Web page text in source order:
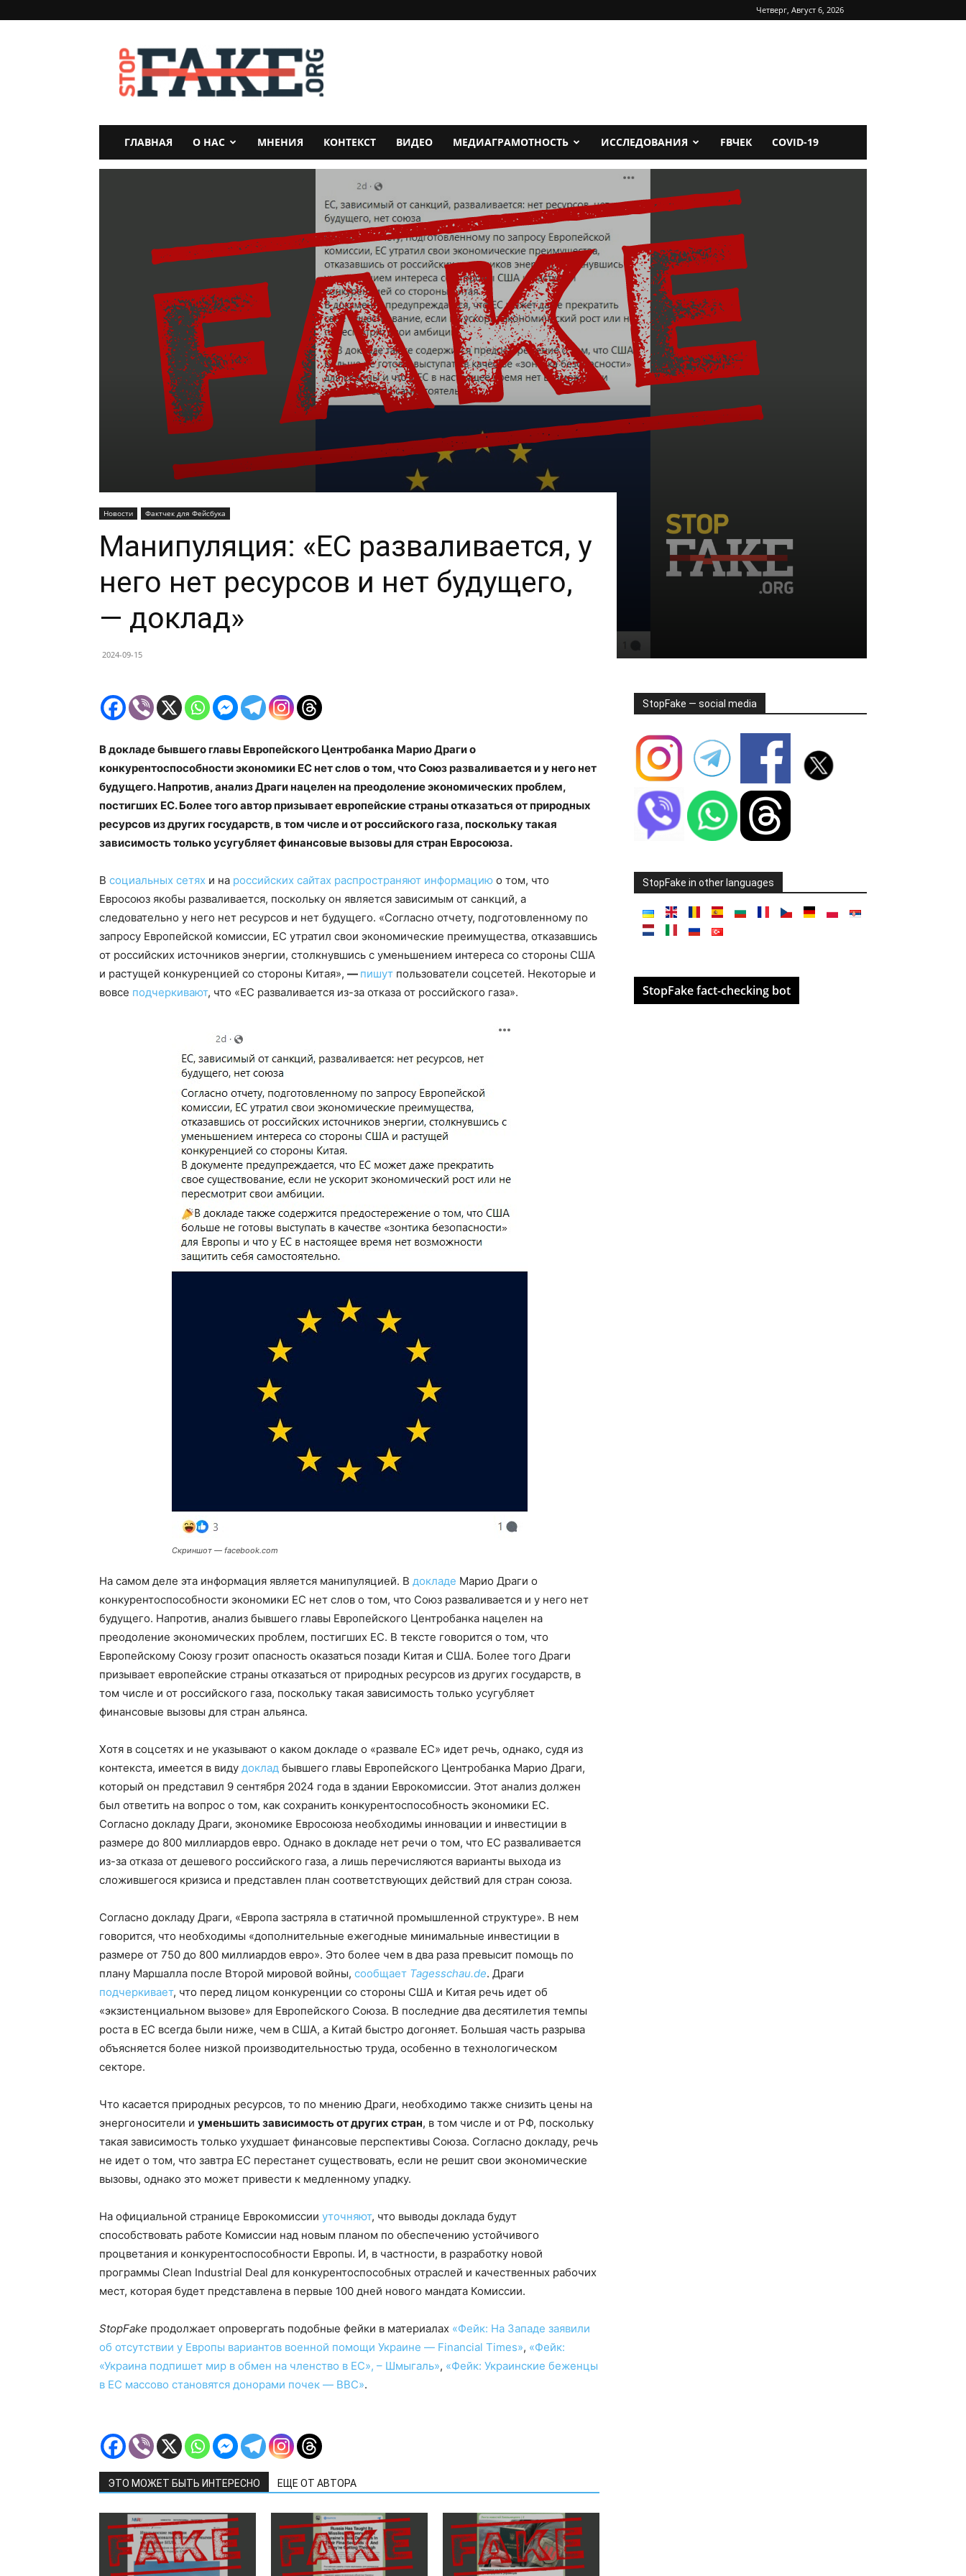
Четверг, Август 6, 2026
StopFake
ГЛАВНАЯ О НАС МНЕНИЯ КОНТЕКСТ ВИДЕО МЕДИАГРАМОТНОСТЬ ИССЛЕДОВАНИЯ FBЧЕК COVID-19
Новости Фактчек для Фейсбука
Манипуляция: «ЕС разваливается, у
него нет ресурсов и нет будущего,
— доклад»
2024-09-15
В докладе бывшего главы Европейского Центробанка Марио Драги о
конкурентоспособности экономики ЕС нет слов о том, что Союз разваливается и у него нет
будущего. Напротив, анализ Драги нацелен на преодоление экономических проблем,
постигших ЕС. Более того автор призывает европейские страны отказаться от природных
ресурсов из других государств, в том числе и от российского газа, поскольку такая
зависимость только усугубляет финансовые вызовы для стран Евросоюза.
В социальных сетях и на российских сайтах распространяют информацию о том, что
Евросоюз якобы разваливается, поскольку он является зависимым от санкций, а
следовательно у него нет ресурсов и нет будущего. «Согласно отчету, подготовленному по
запросу Европейской комиссии, ЕС утратил свои экономические преимущества, отказавшись
от российских источников энергии, столкнувшись с уменьшением интереса со стороны США
и растущей конкуренцией со стороны Китая», — пишут пользователи соцсетей. Некоторые и
вовсе подчеркивают, что «ЕС разваливается из-за отказа от российского газа».
Скриншот — facebook.com
На самом деле эта информация является манипуляцией. В докладе Марио Драги о
конкурентоспособности экономики ЕС нет слов о том, что Союз разваливается и у него нет
будущего. Напротив, анализ бывшего главы Европейского Центробанка нацелен на
преодоление экономических проблем, постигших ЕС. В тексте говорится о том, что
Европейскому Союзу грозит опасность оказаться позади Китая и США. Более того Драги
призывает европейские страны отказаться от природных ресурсов из других государств, в
том числе и от российского газа, поскольку такая зависимость только усугубляет
финансовые вызовы для стран альянса.
Хотя в соцсетях и не указывают о каком докладе о «развале ЕС» идет речь, однако, судя из
контекста, имеется в виду доклад бывшего главы Европейского Центробанка Марио Драги,
который он представил 9 сентября 2024 года в здании Еврокомиссии. Этот анализ должен
был ответить на вопрос о том, как сохранить конкурентоспособность экономики ЕС.
Согласно докладу Драги, экономике Евросоюза необходимы инновации и инвестиции в
размере до 800 миллиардов евро. Однако в докладе нет речи о том, что ЕС разваливается
из-за отказа от дешевого российского газа, а лишь перечисляются варианты выхода из
сложившегося кризиса и представлен план соответствующих действий для стран союза.
Согласно докладу Драги, «Европа застряла в статичной промышленной структуре». В нем
говорится, что необходимы «дополнительные ежегодные минимальные инвестиции в
размере от 750 до 800 миллиардов евро». Это более чем в два раза превысит помощь по
плану Маршалла после Второй мировой войны, сообщает Tagesschau.de. Драги
подчеркивает, что перед лицом конкуренции со стороны США и Китая речь идет об
«экзистенциальном вызове» для Европейского Союза. В последние два десятилетия темпы
роста в ЕС всегда были ниже, чем в США, а Китай быстро догоняет. Большая часть разрыва
объясняется более низкой производительностью труда, особенно в технологическом
секторе.
Что касается природных ресурсов, то по мнению Драги, необходимо также снизить цены на
энергоносители и уменьшить зависимость от других стран, в том числе и от РФ, поскольку
такая зависимость только ухудшает финансовые перспективы Союза. Согласно докладу, речь
не идет о том, что завтра ЕС перестанет существовать, если не решит свои экономические
вызовы, однако это может привести к медленному упадку.
На официальной странице Еврокомиссии уточняют, что выводы доклада будут
способствовать работе Комиссии над новым планом по обеспечению устойчивого
процветания и конкурентоспособности Европы. И, в частности, в разработку новой
программы Clean Industrial Deal для конкурентоспособных отраслей и качественных рабочих
мест, которая будет представлена в первые 100 дней нового мандата Комиссии.
StopFake продолжает опровергать подобные фейки в материалах «Фейк: На Западе заявили
об отсутствии у Европы вариантов военной помощи Украине — Financial Times», «Фейк:
«Украина подпишет мир в обмен на членство в ЕС», – Шмыгаль», «Фейк: Украинские беженцы
в ЕС массово становятся донорами почек — BBC».
ЭТО МОЖЕТ БЫТЬ ИНТЕРЕСНО ЕЩЕ ОТ АВТОРА
StopFake — social media
StopFake in other languages
StopFake fact-checking bot